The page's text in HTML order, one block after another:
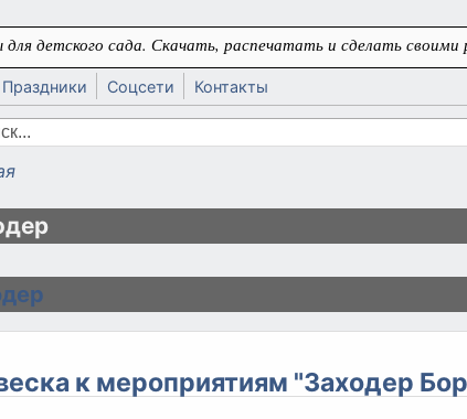
детского сада. Скачать, распечатать и сделать своими
Праздники Соцсети Контакты
поиска
к мероприятиям "Заходер